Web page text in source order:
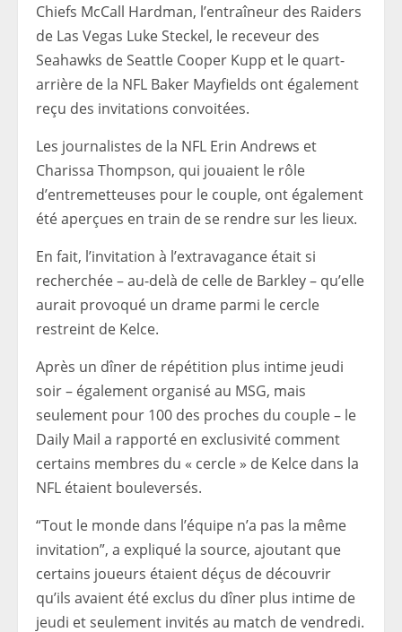
Chiefs McCall Hardman, l’entraîneur des Raiders
de Las Vegas Luke Steckel, le receveur des
Seahawks de Seattle Cooper Kupp et le quart-
arrière de la NFL Baker Mayfields ont également
reçu des invitations convoitées.
Les journalistes de la NFL Erin Andrews et
Charissa Thompson, qui jouaient le rôle
d’entremetteuses pour le couple, ont également
été aperçues en train de se rendre sur les lieux.
En fait, l’invitation à l’extravagance était si
recherchée – au-delà de celle de Barkley – qu’elle
aurait provoqué un drame parmi le cercle
restreint de Kelce.
Après un dîner de répétition plus intime jeudi
soir – également organisé au MSG, mais
seulement pour 100 des proches du couple – le
Daily Mail a rapporté en exclusivité comment
certains membres du « cercle » de Kelce dans la
NFL étaient bouleversés.
“Tout le monde dans l’équipe n’a pas la même
invitation”, a expliqué la source, ajoutant que
certains joueurs étaient déçus de découvrir
qu’ils avaient été exclus du dîner plus intime de
jeudi et seulement invités au match de vendredi.